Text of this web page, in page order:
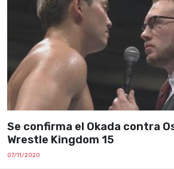
Se confirma el Okada contra
Wrestle Kingdom 15
07/11/2020